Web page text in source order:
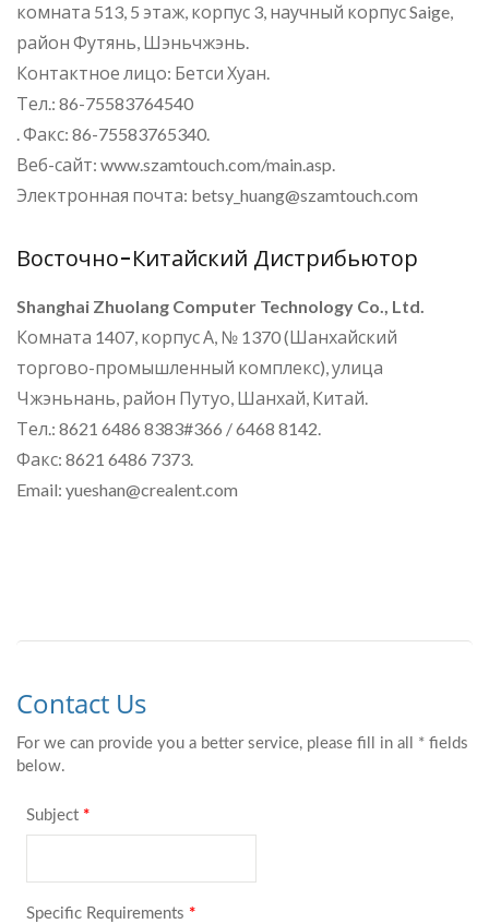
комната 513, 5 этаж, корпус 3, научный корпус Saige,
район Футянь, Шэньчжэнь.
Контактное лицо: Бетси Хуан.
Тел.: 86-75583764540
. Факс: 86-75583765340.
Веб-сайт: www.szamtouch.com/main.asp.
Электронная почта: betsy_huang@szamtouch.com
Восточно-Китайский Дистрибьютор
Shanghai Zhuolang Computer Technology Co., Ltd.
Комната 1407, корпус А, № 1370 (Шанхайский
торгово-промышленный комплекс), улица
Чжэньнань, район Путуо, Шанхай, Китай.
Тел.: 8621 6486 8383#366 / 6468 8142.
Факс: 8621 6486 7373.
Email: yueshan@crealent.com